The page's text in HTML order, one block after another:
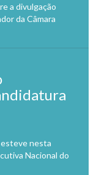
a divulgação
da Câmara
nesta
Nacional do